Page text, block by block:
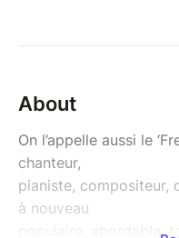
About
On l’appelle aussi le
chanteur,
pianiste, compositeur,
à nouveau
populaire, abordable,